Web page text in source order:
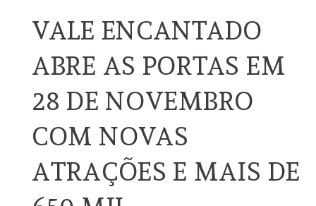
VALE ENCANTADO
ABRE AS PORTAS EM
28 DE NOVEMBRO
COM NOVAS
ATRAÇÕES E MAIS DE